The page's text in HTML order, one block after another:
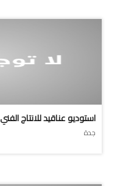
استوديو عناقيد للانتاج الفني
جدة